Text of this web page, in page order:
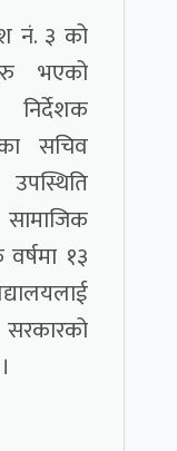
नं. ३ को
भएको
निर्देशक
सचिव
१३